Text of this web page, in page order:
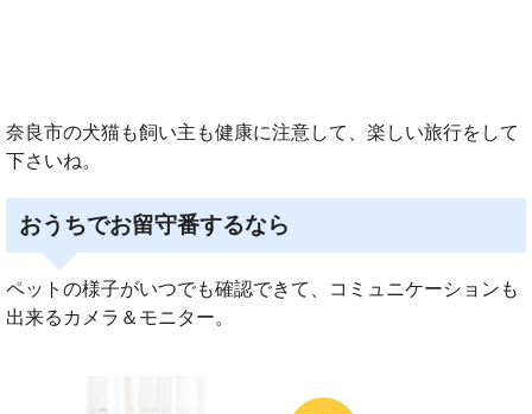
奈良市の犬猫も飼い主も健康に注意して、楽しい旅行をして
下さいね。
おうちでお留守番するなら
ペットの様子がいつでも確認できて、コミュニケーションも
出来るカメラ＆モニター。